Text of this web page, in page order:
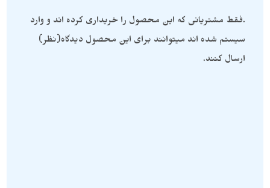
.فقط مشتریانی که این محصول را خریداری کرده اند و وارد
سیستم شده اند میتوانند برای این محصول دیدگاه(نظر)
ارسال کنند.